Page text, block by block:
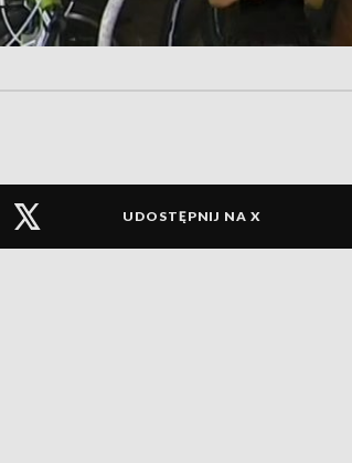
UDOSTĘPNIJ NA X